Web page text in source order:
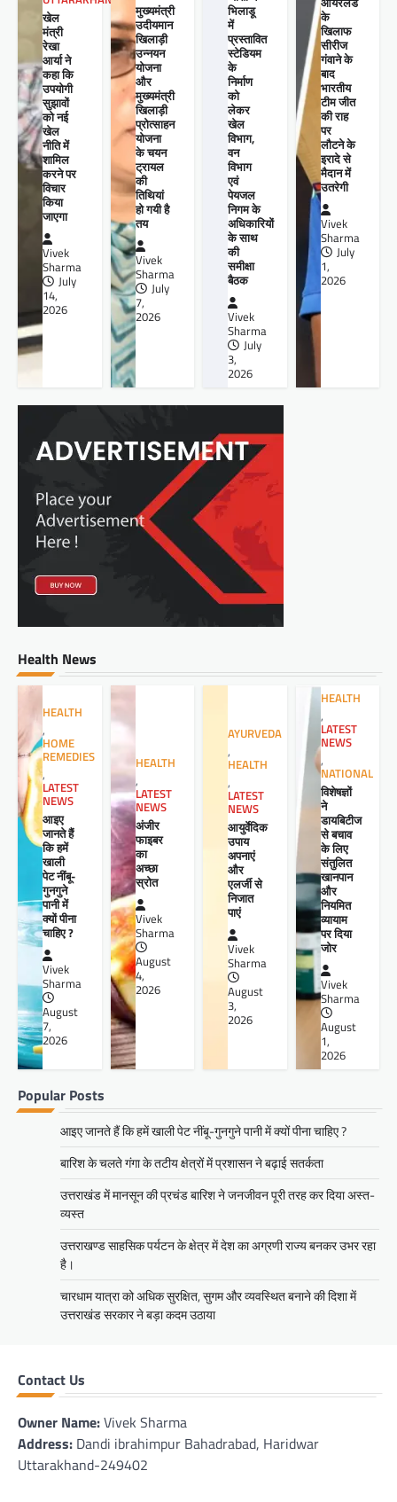
खेल
मंत्री
रेखा
आर्या ने
कहा कि
उपयोगी
सुझावों
को नई
खेल
नीति में
शामिल
करने पर
विचार
किया
जाएगा
Vivek
Sharma
July
14,
2026
मुख्यमंत्री
उदीयमान
खिलाड़ी
उन्नयन
योजना
और
मुख्यमंत्री
खिलाड़ी
प्रोत्साहन
योजना
के चयन
ट्रायल
की
तिथियां
हो गयी है
तय
Vivek
Sharma
July
7,
2026
भिलाडू
में
प्रस्तावित
स्टेडियम
के
निर्माण
को
लेकर
खेल
विभाग,
वन
विभाग
एवं
पेयजल
निगम के
अधिकारियों
के साथ
की
समीक्षा
बैठक
Vivek
Sharma
July
3,
2026
के
खिलाफ
सीरीज
गंवाने के
बाद
भारतीय
टीम जीत
की राह
पर
लौटने के
इरादे से
मैदान में
उतरेगी
Vivek
Sharma
July
1,
2026
Health News
HEALTH
,
HOME
REMEDIES
,
LATEST
NEWS
आइए
जानते हैं
कि हमें
खाली
पेट नींबू-
गुनगुने
पानी में
क्यों पीना
चाहिए ?
Vivek
Sharma
August
7,
2026
HEALTH
,
LATEST
NEWS
अंजीर
फाइबर
का
अच्छा
स्रोत
Vivek
Sharma
August
4,
2026
AYURVEDA
,
HEALTH
,
LATEST
NEWS
आयुर्वेदिक
उपाय
अपनाएं
और
एलर्जी से
निजात
पाएं
Vivek
Sharma
August
3,
2026
HEALTH
,
LATEST
NEWS
,
NATIONAL
विशेषज्ञों
ने
डायबिटीज
से बचाव
के लिए
संतुलित
खानपान
और
नियमित
व्यायाम
पर दिया
जोर
Vivek
Sharma
August
1,
2026
Popular Posts
आइए जानते हैं कि हमें खाली पेट नींबू-गुनगुने पानी में क्यों पीना चाहिए ?
बारिश के चलते गंगा के तटीय क्षेत्रों में प्रशासन ने बढ़ाई सतर्कता
उत्तराखंड में मानसून की प्रचंड बारिश ने जनजीवन पूरी तरह कर दिया अस्त-
व्यस्त
उत्तराखण्ड साहसिक पर्यटन के क्षेत्र में देश का अग्रणी राज्य बनकर उभर रहा
है।
चारधाम यात्रा को अधिक सुरक्षित, सुगम और व्यवस्थित बनाने की दिशा में
उत्तराखंड सरकार ने बड़ा कदम उठाया
Contact Us
Owner Name:Vivek Sharma
Address: Dandi ibrahimpur Bahadrabad, Haridwar
Uttarakhand-249402